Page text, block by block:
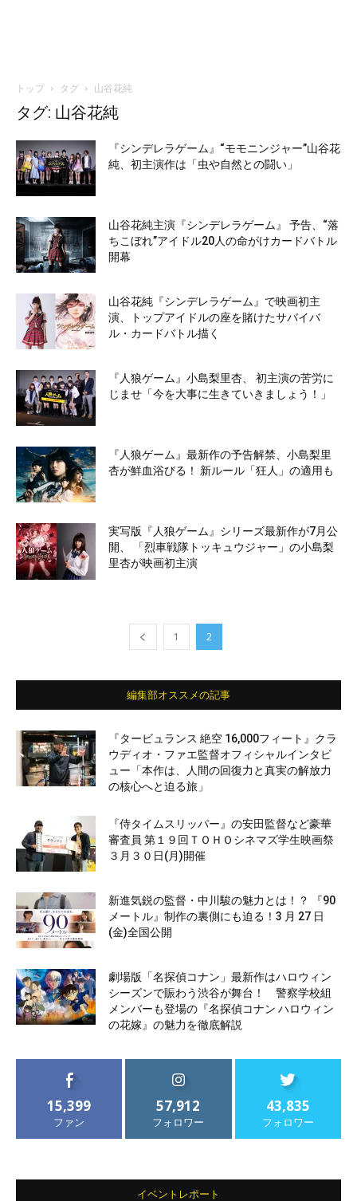
トップ タグ 山谷花純
タグ: 山谷花純
『シンデレラゲーム』“モモニンジャー”山谷花
純、初主演作は「虫や自然との闘い」
山谷花純主演『シンデレラゲーム』 予告、“落
ちこぼれ”アイドル20人の命がけカードバトル
開幕
山谷花純『シンデレラゲーム』で映画初主
演、トップアイドルの座を賭けたサバイバ
ル・カードバトル描く
『人狼ゲーム』小島梨里杏、 初主演の苦労に
じませ「今を大事に生きていきましょう！」
『人狼ゲーム』最新作の予告解禁、小島梨里
杏が鮮血浴びる！ 新ルール「狂人」の適用も
実写版『人狼ゲーム』シリーズ最新作が7月公
開、 「烈車戦隊トッキュウジャー」の小島梨
里杏が映画初主演
1 2
編集部オススメの記事
『タービュランス 絶空 16,000フィート』クラ
ウディオ・ファエ監督オフィシャルインタビ
ュー「本作は、人間の回復力と真実の解放力
の核心へと迫る旅」
『侍タイムスリッパー』の安田監督など豪華
審査員 第１９回ＴＯＨＯシネマズ学生映画祭
３月３０日(月)開催
新進気鋭の監督・中川駿の魅力とは！？ 『90
メートル』制作の裏側にも迫る！3 月 27 日
(金)全国公開
劇場版「名探偵コナン」最新作はハロウィン
シーズンで賑わう渋谷が舞台！ 警察学校組
メンバーも登場の『名探偵コナン ハロウィン
の花嫁』の魅力を徹底解説
15,399
ファン
57,912
フォロワー
43,835
フォロワー
イベントレポート